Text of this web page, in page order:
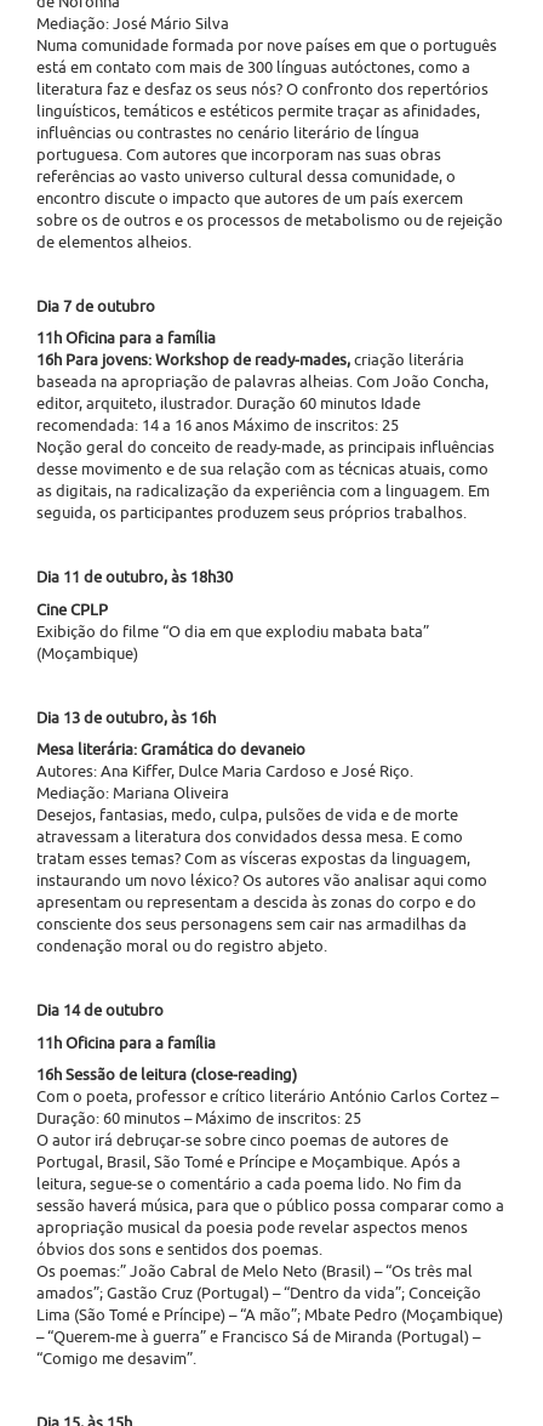
Mediação: José Mário Silva
Numa comunidade formada por nove países em que o português
está em contato com mais de 300 línguas autóctones, como a
literatura faz e desfaz os seus nós? O confronto dos repertórios
linguísticos, temáticos e estéticos permite traçar as afinidades,
influências ou contrastes no cenário literário de língua
portuguesa. Com autores que incorporam nas suas obras
referências ao vasto universo cultural dessa comunidade, o
encontro discute o impacto que autores de um país exercem
sobre os de outros e os processos de metabolismo ou de rejeição
de elementos alheios.
Dia 7 de outubro
11h Oficina para a família
16h Para jovens: Workshop de ready-mades, criação literária
baseada na apropriação de palavras alheias. Com João Concha,
editor, arquiteto, ilustrador. Duração 60 minutos Idade
recomendada: 14 a 16 anos Máximo de inscritos: 25
Noção geral do conceito de ready-made, as principais influências
desse movimento e de sua relação com as técnicas atuais, como
as digitais, na radicalização da experiência com a linguagem. Em
seguida, os participantes produzem seus próprios trabalhos.
Dia 11 de outubro, às 18h30
Cine CPLP
Exibição do filme “O dia em que explodiu mabata bata”
(Moçambique)
Dia 13 de outubro, às 16h
Mesa literária: Gramática do devaneio
Autores: Ana Kiffer, Dulce Maria Cardoso e José Riço.
Mediação: Mariana Oliveira
Desejos, fantasias, medo, culpa, pulsões de vida e de morte
atravessam a literatura dos convidados dessa mesa. E como
tratam esses temas? Com as vísceras expostas da linguagem,
instaurando um novo léxico? Os autores vão analisar aqui como
apresentam ou representam a descida às zonas do corpo e do
consciente dos seus personagens sem cair nas armadilhas da
condenação moral ou do registro abjeto.
Dia 14 de outubro
11h Oficina para a família
16h Sessão de leitura (close-reading)
Com o poeta, professor e crítico literário António Carlos Cortez –
Duração: 60 minutos – Máximo de inscritos: 25
O autor irá debruçar-se sobre cinco poemas de autores de
Portugal, Brasil, São Tomé e Príncipe e Moçambique. Após a
leitura, segue-se o comentário a cada poema lido. No fim da
sessão haverá música, para que o público possa comparar como a
apropriação musical da poesia pode revelar aspectos menos
óbvios dos sons e sentidos dos poemas.
Os poemas:” João Cabral de Melo Neto (Brasil) – “Os três mal
amados”; Gastão Cruz (Portugal) – “Dentro da vida”; Conceição
Lima (São Tomé e Príncipe) – “A mão”; Mbate Pedro (Moçambique)
– “Querem-me à guerra” e Francisco Sá de Miranda (Portugal) –
“Comigo me desavim”.